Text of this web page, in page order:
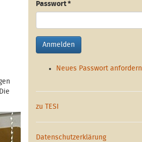
Passwort*
Anmelden
Neues Passwort anfordern
zu TESI
Datenschutzerklärung